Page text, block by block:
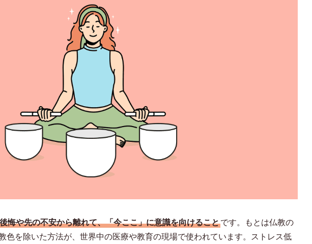
悔や先の不安から離れて、「今ここ」に意識を向けることです。もとは仏教の
色を除いた方法が、世界中の医療や教育の現場で使われています。ストレス低